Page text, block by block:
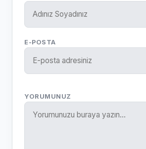
E-POSTA
YORUMUNUZ